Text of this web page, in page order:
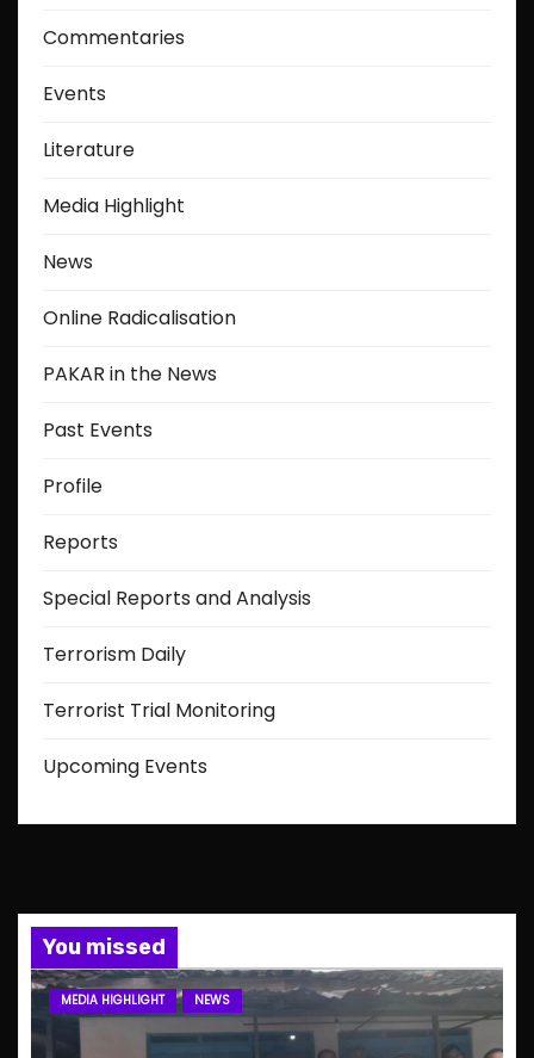
Commentaries
Events
Literature
Media Highlight
News
Online Radicalisation
PAKAR in the News
Past Events
Profile
Reports
Special Reports and Analysis
Terrorism Daily
Terrorist Trial Monitoring
Upcoming Events
You missed
MEDIA HIGHLIGHT NEWS